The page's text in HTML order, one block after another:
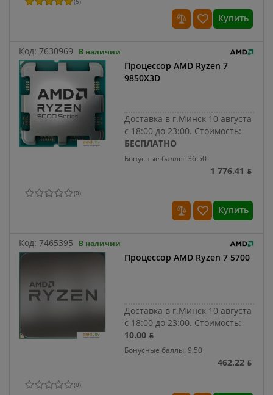
Купить
Код: 7630969 В наличии
Процессор AMD Ryzen 7
9850X3D
Доставка в г.Минск 10 августа
с 18:00 до 23:00. Стоимость:
БЕСПЛАТНО
Бонусные баллы: 36.50
1 776.41 ƃ
(0)
Купить
Код: 7465395 В наличии
Процессор AMD Ryzen 7 5700
Доставка в г.Минск 10 августа
с 18:00 до 23:00. Стоимость:
10.00 ƃ
Бонусные баллы: 9.50
462.22 ƃ
(0)